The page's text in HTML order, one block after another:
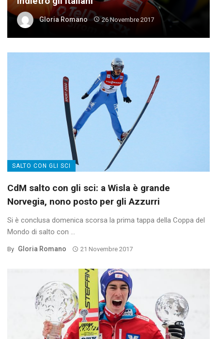
Gloria Romano 26 Novembre 2017
SALTO CON GLI SCI
CdM salto con gli sci: a Wisla è grande
Norvegia, nono posto per gli Azzurri
Si è conclusa domenica scorsa la prima tappa della Coppa del
Mondo di salto con ...
By Gloria Romano 21 Novembre 2017